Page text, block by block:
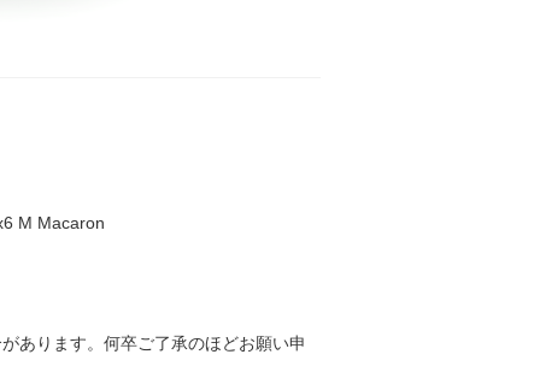
M Macaron
あります。何卒ご了承のほどお願い申